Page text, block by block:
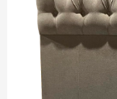
tapizado
tela